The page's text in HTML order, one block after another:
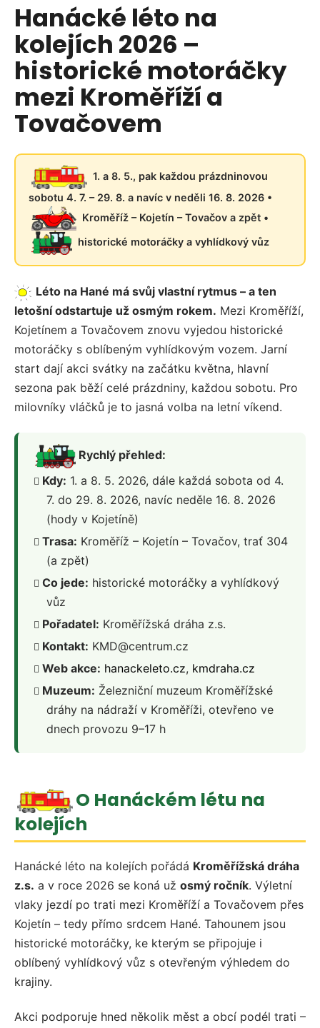
Hanácké léto na
kolejích 2026 –
historické motoráčky
mezi Kroměříží a
Tovačovem
1. a 8. 5., pak každou prázdninovou
sobotu 4. 7. – 29. 8. a navíc v neděli 16. 8. 2026 •
Kroměříž – Kojetín – Tovačov a zpět •
historické motoráčky a vyhlídkový vůz
Léto na Hané má svůj vlastní rytmus – a ten
letošní odstartuje už osmým rokem. Mezi Kroměříží,
Kojetínem a Tovačovem znovu vyjedou historické
motoráčky s oblíbeným vyhlídkovým vozem. Jarní
start dají akci svátky na začátku května, hlavní
sezona pak běží celé prázdniny, každou sobotu. Pro
milovníky vláčků je to jasná volba na letní víkend.
Rychlý přehled:
Kdy: 1. a 8. 5. 2026, dále každá sobota od 4.
7. do 29. 8. 2026, navíc neděle 16. 8. 2026
(hody v Kojetíně)
Trasa: Kroměříž – Kojetín – Tovačov, trať 304
(a zpět)
Co jede: historické motoráčky a vyhlídkový
vůz
Pořadatel: Kroměřížská dráha z.s.
Kontakt: KMD@centrum.cz
Web akce: hanackeleto.cz, kmdraha.cz
Muzeum: Železniční muzeum Kroměřížské
dráhy na nádraží v Kroměříži, otevřeno ve
dnech provozu 9–17 h
O Hanáckém létu na
kolejích
Hanácké léto na kolejích pořádá Kroměřížská dráha
z.s. a v roce 2026 se koná už osmý ročník. Výletní
vlaky jezdí po trati mezi Kroměříží a Tovačovem přes
Kojetín – tedy přímo srdcem Hané. Tahounem jsou
historické motoráčky, ke kterým se připojuje i
oblíbený vyhlídkový vůz s otevřeným výhledem do
krajiny.
Akci podporuje hned několik měst a obcí podél trati –